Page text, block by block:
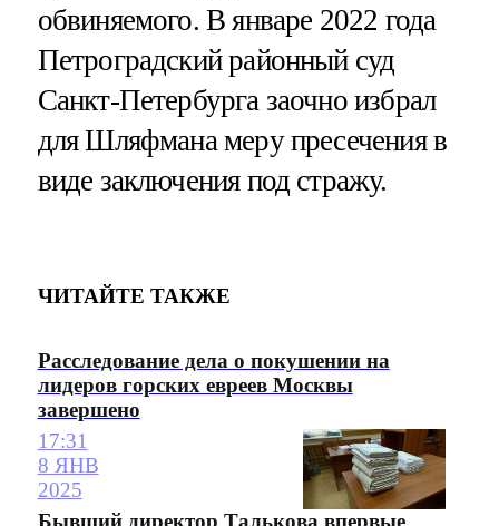
обвиняемого. В январе 2022 года
Петроградский районный суд
Санкт-Петербурга заочно избрал
для Шляфмана меру пресечения в
виде заключения под стражу.
ЧИТАЙТЕ ТАКЖЕ
Расследование дела о покушении на
лидеров горских евреев Москвы
завершено
17:31
8 ЯНВ
2025